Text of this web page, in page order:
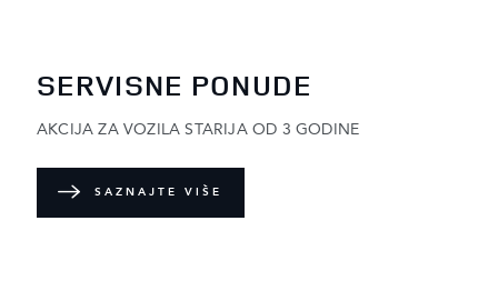
SERVISNE PONUDE
AKCIJA ZA VOZILA STARIJA OD 3 GODINE
SAZNAJTE VIŠE